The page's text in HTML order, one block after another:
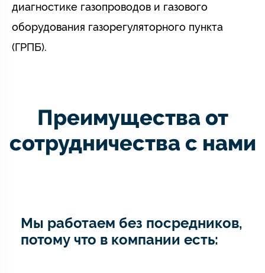
диагностике газопроводов и газового
оборудования газорегуляторного пункта
(ГРПБ).
Преимущества от
сотрудничества с нами
Мы работаем без посредников,
потому что в компании есть: